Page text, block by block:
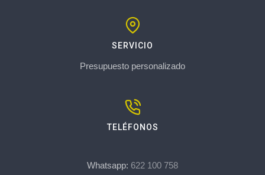
SERVICIO
Presupuesto personalizado
TELÉFONOS
Whatsapp: 622 100 758